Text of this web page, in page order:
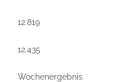
12.819
12.435
Wochenergebnis